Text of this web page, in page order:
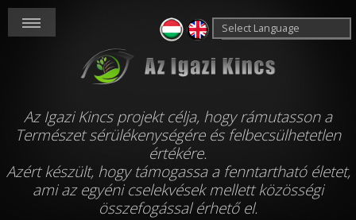
Az Igazi Kincs projekt célja, hogy rámutasson a
Természet sérülékenységére és felbecsülhetetlen
értékére.
Azért készült, hogy támogassa a fenntartható életet,
ami az egyéni cselekvések mellett közösségi
összefogással érhető el.